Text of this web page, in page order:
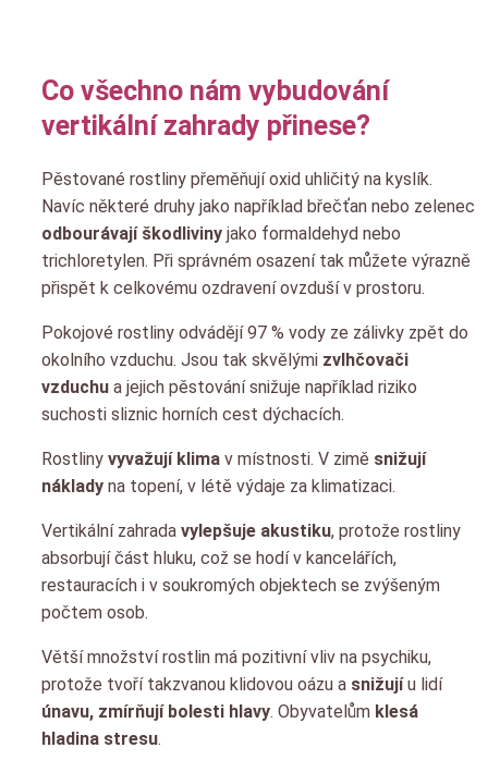
Co všechno nám vybudování
vertikální zahrady přinese?
Pěstované rostliny přeměňují oxid uhličitý na kyslík.
Navíc některé druhy jako například břečťan nebo zelenec
odbourávají škodliviny jako formaldehyd nebo
trichloretylen. Při správném osazení tak můžete výrazně
přispět k celkovému ozdravení ovzduší v prostoru.
Pokojové rostliny odvádějí 97 % vody ze zálivky zpět do
okolního vzduchu. Jsou tak skvělými zvlhčovači
vzduchu a jejich pěstování snižuje například riziko
suchosti sliznic horních cest dýchacích.
Rostliny vyvažují klima v místnosti. V zimě snižují
náklady na topení, v létě výdaje za klimatizaci.
Vertikální zahrada vylepšuje akustiku, protože rostliny
absorbují část hluku, což se hodí v kancelářích,
restauracích i v soukromých objektech se zvýšeným
počtem osob.
Větší množství rostlin má pozitivní vliv na psychiku,
protože tvoří takzvanou klidovou oázu a snižujíu lidí
únavu, zmírňují bolesti hlavy. Obyvatelům klesá
hladina stresu.